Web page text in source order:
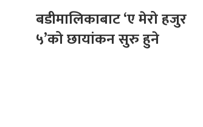
बडीमालिकाबाट ‘ए मेरो हजुर
५’को छायांकन सुरु हुने